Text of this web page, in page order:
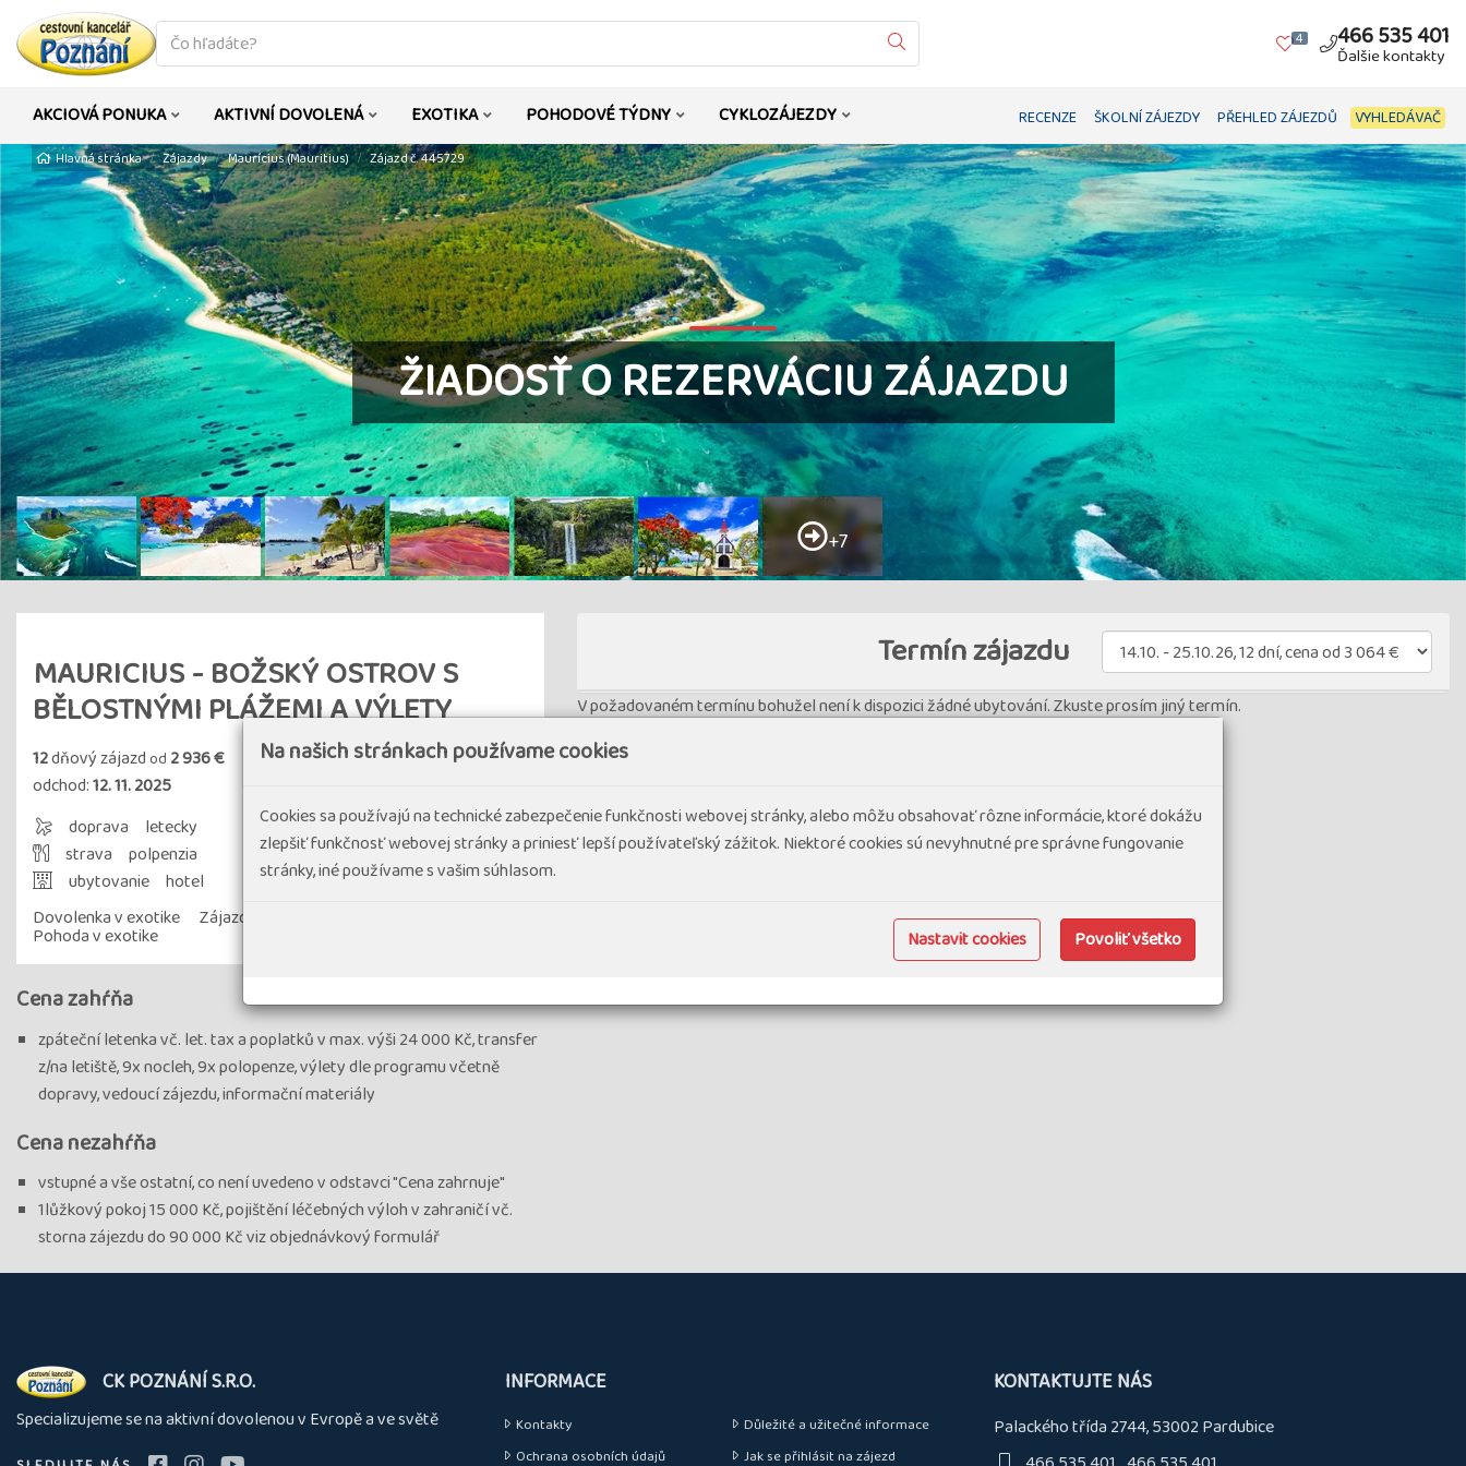
co
hledáte
Vyhledat 4 466 535 401
Ďalšie kontakty
AKCIOVÁ PONUKA AKTIVNÍ DOVOLENÁ EXOTIKA POHODOVÉ TÝDNY CYKLOZÁJEZDY RECENZE ŠKOLNÍ ZÁJEZDY PŘEHLED ZÁJEZDŮ VYHLEDÁVAČ
Hlavná stránka Zájazdy Maurícius (Mauritius) Zájazd č. 445729
ŽIADOSŤ O REZERVÁCIU ZÁJAZDU
+7
MAURICIUS - BOŽSKÝ OSTROV S
BĚLOSTNÝMI PLÁŽEMI A VÝLETY
12dňový zájazd od 2 936 €
odchod:12. 11. 2025
doprava
letecky
strava
polpenzia
ubytovanie hotel
Dovolenka v exotike
Zájazdy v malých skupinách
Pohoda v exotike
Cena zahŕňa
zpáteční letenka vč. let. tax a poplatků v max. výši 24 000 Kč, transfer
z/na letiště, 9x nocleh, 9x polopenze, výlety dle programu včetně
dopravy, vedoucí zájezdu, informační materiály
Cena nezahŕňa
vstupné a vše ostatní, co není uvedeno v odstavci "Cena zahrnuje"
1lůžkový pokoj 15 000 Kč, pojištění léčebných výloh v zahraničí vč.
storna zájezdu do 90 000 Kč viz objednávkový formulář
Termín zájazdu
V požadovaném termínu bohužel není k dispozici žádné ubytování. Zkuste prosím jiný termín.
O
nás
CK POZNÁNÍ S.R.O.
Specializujeme se na aktivní dovolenou v Evropě a ve světě
INFORMACE
Kontakty
Důležité a užitečné informace
Ochrana osobních údajů
Jak se přihlásit na zájezd
KONTAKTUJTE NÁS
Palackého třída 2744, 53002 Pardubice
Na našich stránkach používame cookies
Cookies sa používajú na technické zabezpečenie funkčnosti webovej stránky, alebo môžu obsahovať rôzne informácie, ktoré dokážu
zlepšiť funkčnosť webovej stránky a priniesť lepší používateľský zážitok. Niektoré cookies sú nevyhnutné pre správne fungovanie
stránky, iné používame s vašim súhlasom.
Nastavit cookies Povoliť všetko